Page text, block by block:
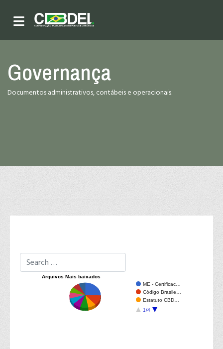
Governança
Documentos administrativos, contábeis e operacionais.
Pesquisar em Governança
Type 2 or more characters for results.
Arquivos Mais baixados
ME - Certificac…
Código Brasile…
Estatuto CBD…
1/4